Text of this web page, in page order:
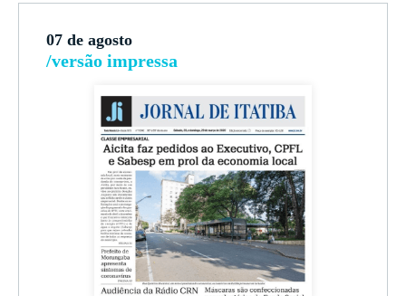
07 de agosto
/versão impressa